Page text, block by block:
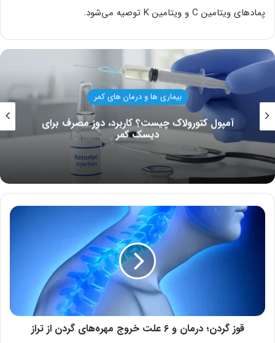
پمادهای ویتامین C و ویتامین K توصیه می‌شود.
بیماری ها و درمان های کمر
آمپول کتورولاک چیست؟ کاربرد، دوز مصرف برای
دیسک کمر
قوز
گردن
قوز گردن؛ درمان و ۶ علت خروج مهره‌های گردن از تراز